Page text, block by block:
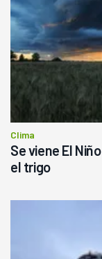
Clima
Se viene El
el trigo